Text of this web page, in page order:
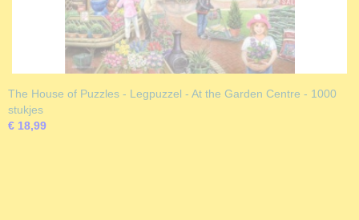
The House of Puzzles - Legpuzzel - At the Garden Centre - 1000
stukjes
€ 18,99